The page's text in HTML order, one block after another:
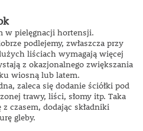
w pielęgnacji hortensji.
podlejemy, zwłaszcza przy
liściach wymagają więcej
z okazjonalnego zwiększania
wiosną lub latem.
zaleca się dodanie ściółki pod
trawy, liści, słomy itp. Taka
z czasem, dodając składniki
gleby.